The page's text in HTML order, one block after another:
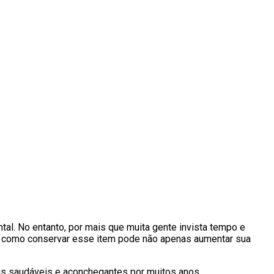
No entanto, por mais que muita gente invista tempo e
conservar esse item pode não apenas aumentar sua